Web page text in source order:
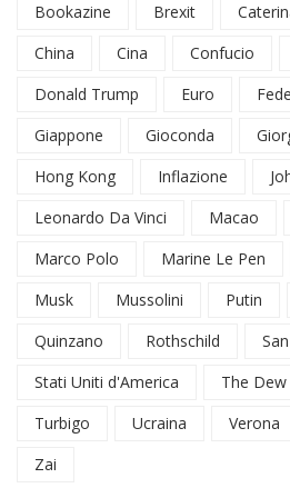
Bookazine
Brexit
China
Cina Confucio
Donald Trump
Euro
Giappone
Gioconda
Hong Kong
Inflazione
Leonardo Da Vinci
Macao
Marco Polo
Marine Le Pen
Musk
Mussolini Putin
Quinzano
Rothschild
Stati Uniti d'America
The
Turbigo
Ucraina Verona
Zai